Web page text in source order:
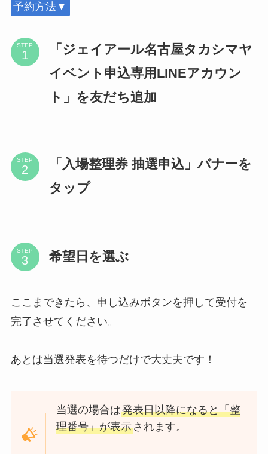
予約方法▼
STEP
「ジェイアール名古屋タカシマヤ
イベント申込専用LINEアカウン
ト」を友だち追加
STEP
「入場整理券 抽選申込」バナーを
タップ
STEP 希望日を選ぶ
ここまできたら、申し込みボタンを押して受付を
完了させてください。
あとは当選発表を待つだけで大丈夫です！
当選の場合は発表日以降になると「整
理番号」が表示されます。